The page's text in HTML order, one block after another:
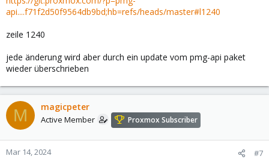
api....f71f2d50f9564db9bd;hb=refs/heads/master#l1240
zeile 1240
jede änderung wird aber durch ein update vom pmg-api paket
wieder überschrieben
M magicpeter
Active Member Proxmox Subscriber
Mar 14, 2024 #7